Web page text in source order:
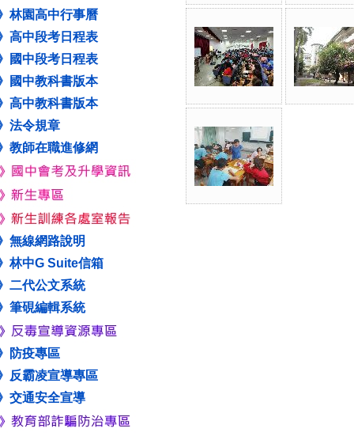
林園高中行事曆
高中段考日程表
國中段考日程表
國中教科書版本
高中教科書版本
法令規章
教師在職進修網
無線網路說明
林中G Suite信箱
二代公文系統
筆硯編輯系統
防疫專區
反霸凌宣導專區
交通安全宣導